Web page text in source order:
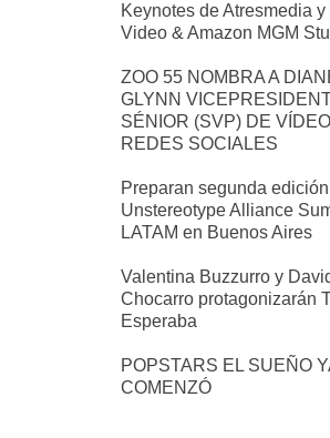
Keynotes de Atresmedia
Video & Amazon MGM
ZOO 55 NOMBRA A
GLYNN
SÉNIOR (SVP) DE
REDES SOCIALES
Preparan segunda edición
Unstereotype Alliance
LATAM en Buenos Aires
Valentina Buzzurro y
Chocarro protagonizarán
Esperaba
POPSTARS EL SUEÑO
COMENZÓ